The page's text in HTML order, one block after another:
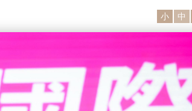
小 中